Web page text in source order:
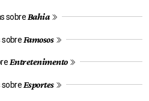
sobre Bahia
sobre Famosos
Entretenimento
sobre Esportes